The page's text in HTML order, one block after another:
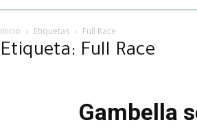
Inicio Etiquetas Full Race
Etiqueta: Full Race
Gambella